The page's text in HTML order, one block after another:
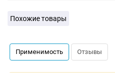
Похожие товары
Применимость Отзывы